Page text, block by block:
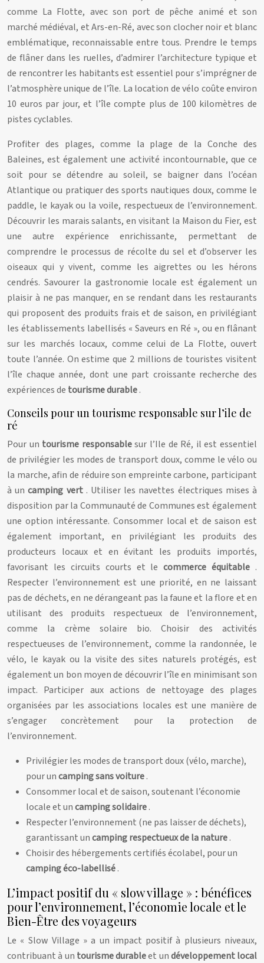
comme La Flotte, avec son port de pêche animé et son
marché médiéval, et Ars-en-Ré, avec son clocher noir et blanc
emblématique, reconnaissable entre tous. Prendre le temps
de flâner dans les ruelles, d’admirer l’architecture typique et
de rencontrer les habitants est essentiel pour s’imprégner de
l’atmosphère unique de l’île. La location de vélo coûte environ
10 euros par jour, et l’île compte plus de 100 kilomètres de
pistes cyclables.
Profiter des plages, comme la plage de la Conche des
Baleines, est également une activité incontournable, que ce
soit pour se détendre au soleil, se baigner dans l’océan
Atlantique ou pratiquer des sports nautiques doux, comme le
paddle, le kayak ou la voile, respectueux de l’environnement.
Découvrir les marais salants, en visitant la Maison du Fier, est
une autre expérience enrichissante, permettant de
comprendre le processus de récolte du sel et d’observer les
oiseaux qui y vivent, comme les aigrettes ou les hérons
cendrés. Savourer la gastronomie locale est également un
plaisir à ne pas manquer, en se rendant dans les restaurants
qui proposent des produits frais et de saison, en privilégiant
les établissements labellisés « Saveurs en Ré », ou en flânant
sur les marchés locaux, comme celui de La Flotte, ouvert
toute l’année. On estime que 2 millions de touristes visitent
l’île chaque année, dont une part croissante recherche des
expériences de tourisme durable.
Conseils pour un tourisme responsable sur l’ile de
ré
Pour un tourisme responsablesur l’Ile de Ré, il est essentiel
de privilégier les modes de transport doux, comme le vélo ou
la marche, afin de réduire son empreinte carbone, participant
à uncamping vert . Utiliser les navettes électriques mises à
disposition par la Communauté de Communes est également
une option intéressante. Consommer local et de saison est
également important, en privilégiant les produits des
producteurs locaux et en évitant les produits importés,
favorisant les circuits courts et lecommerce équitable .
Respecter l’environnement est une priorité, en ne laissant
pas de déchets, en ne dérangeant pas la faune et la flore et en
utilisant des produits respectueux de l’environnement,
comme la crème solaire bio. Choisir des activités
respectueuses de l’environnement, comme la randonnée, le
vélo, le kayak ou la visite des sites naturels protégés, est
également un bon moyen de découvrir l’île en minimisant son
impact. Participer aux actions de nettoyage des plages
organisées par les associations locales est une manière de
s’engager concrètement pour la protection de
l’environnement.
Privilégier les modes de transport doux (vélo, marche),
pour uncamping sans voiture.
Consommer local et de saison, soutenant l’économie
locale et uncamping solidaire.
Respecter l’environnement (ne pas laisser de déchets),
garantissant uncamping respectueux de la nature.
Choisir des hébergements certifiés écolabel, pour un
camping éco-labellisé.
L’impact positif du « slow village » : bénéfices
pour l’environnement, l’économie locale et le
Bien-Être des voyageurs
Le « Slow Village » a un impact positif à plusieurs niveaux,
contribuant à un tourisme durableet undéveloppement local